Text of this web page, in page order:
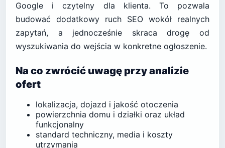
Google i czytelny dla klienta. To pozwala
budować dodatkowy ruch SEO wokół realnych
zapytań, a jednocześnie skraca drogę od
wyszukiwania do wejścia w konkretne ogłoszenie.
Na co zwrócić uwagę przy analizie
ofert
lokalizacja, dojazd i jakość otoczenia
powierzchnia domu i działki oraz układ
funkcjonalny
standard techniczny, media i koszty
utrzymania